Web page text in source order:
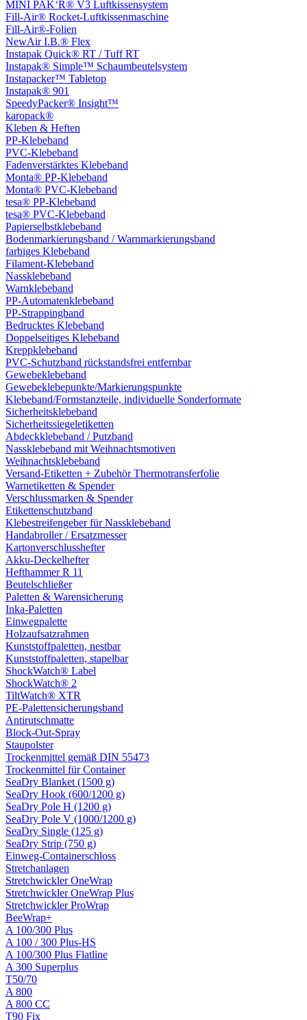
MINI PAK‘R® V3 Luftkissensystem
Fill-Air® Rocket-Luftkissenmaschine
Fill-Air®-Folien
NewAir I.B.® Flex
Instapak Quick® RT / Tuff RT
Instapak® Simple™ Schaumbeutelsystem
Instapacker™ Tabletop
Instapak® 901
SpeedyPacker® Insight™
karopack®
Kleben & Heften
PP-Klebeband
PVC-Klebeband
Fadenverstärktes Klebeband
Monta® PP-Klebeband
Monta® PVC-Klebeband
tesa® PP-Klebeband
tesa® PVC-Klebeband
Papierselbstklebeband
Bodenmarkierungsband / Warnmarkierungsband
farbiges Klebeband
Filament-Klebeband
Nassklebeband
Warnklebeband
PP-Automatenklebeband
PP-Strappingband
Bedrucktes Klebeband
Doppelseitiges Klebeband
Kreppklebeband
PVC-Schutzband rückstandsfrei entfernbar
Gewebeklebeband
Gewebeklebepunkte/Markierungspunkte
Klebeband/Formstanzteile, individuelle Sonderformate
Sicherheitsklebeband
Sicherheitssiegeletiketten
Abdeckklebeband / Putzband
Nassklebeband mit Weihnachtsmotiven
Weihnachtsklebeband
Versand-Etiketten + Zubehör Thermotransferfolie
Warnetiketten & Spender
Verschlussmarken & Spender
Etikettenschutzband
Klebestreifengeber für Nassklebeband
Handabroller / Ersatzmesser
Kartonverschlusshefter
Akku-Deckelhefter
Hefthammer R 11
Beutelschließer
Paletten & Warensicherung
Inka-Paletten
Einwegpalette
Holzaufsatzrahmen
Kunststoffpaletten, nestbar
Kunststoffpaletten, stapelbar
ShockWatch® Label
ShockWatch® 2
TiltWatch® XTR
PE-Palettensicherungsband
Antirutschmatte
Block-Out-Spray
Staupolster
Trockenmittel gemäß DIN 55473
Trockenmittel für Container
SeaDry Blanket (1500 g)
SeaDry Hook (600/1200 g)
SeaDry Pole H (1200 g)
SeaDry Pole V (1000/1200 g)
SeaDry Single (125 g)
SeaDry Strip (750 g)
Einweg-Containerschloss
Stretchanlagen
Stretchwickler OneWrap
Stretchwickler OneWrap Plus
Stretchwickler ProWrap
BeeWrap+
A 100/300 Plus
A 100 / 300 Plus-HS
A 100/300 Plus Flatline
A 300 Superplus
T50/70
A 800
A 800 CC
T90 Fix